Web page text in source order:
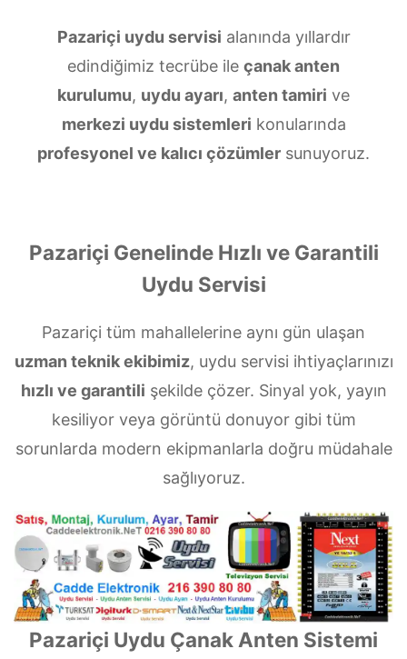
Pazariçi uydu servisi alanında yıllardır
edindiğimiz tecrübe ile çanak anten
kurulumu, uydu ayarı, anten tamiri ve
merkezi uydu sistemleri konularında
profesyonel ve kalıcı çözümler sunuyoruz.
Pazariçi Genelinde Hızlı ve Garantili
Uydu Servisi
Pazariçi tüm mahallelerine aynı gün ulaşan
uzman teknik ekibimiz, uydu servisi ihtiyaçlarınızı
hızlı ve garantili şekilde çözer. Sinyal yok, yayın
kesiliyor veya görüntü donuyor gibi tüm
sorunlarda modern ekipmanlarla doğru müdahale
sağlıyoruz.
Pazariçi Uydu Çanak Anten Sistemi